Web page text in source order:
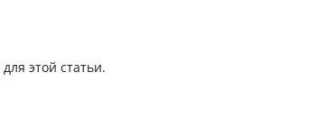
для этой статьи.